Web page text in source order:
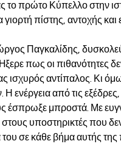
το πρώτο Κύπελλο στην
πίστης, αντοχής και
Παγκαλίδης,
πως οι πιθανότητες
ισχυρός αντίπαλος. Κι
Η ενέργεια από τις
έσπρωξε μπροστά. Με
στους υποστηρικτές που
σε κάθε βήμα αυτής της